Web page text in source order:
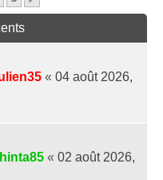
« 04 août 2026,
« 02 août 2026,